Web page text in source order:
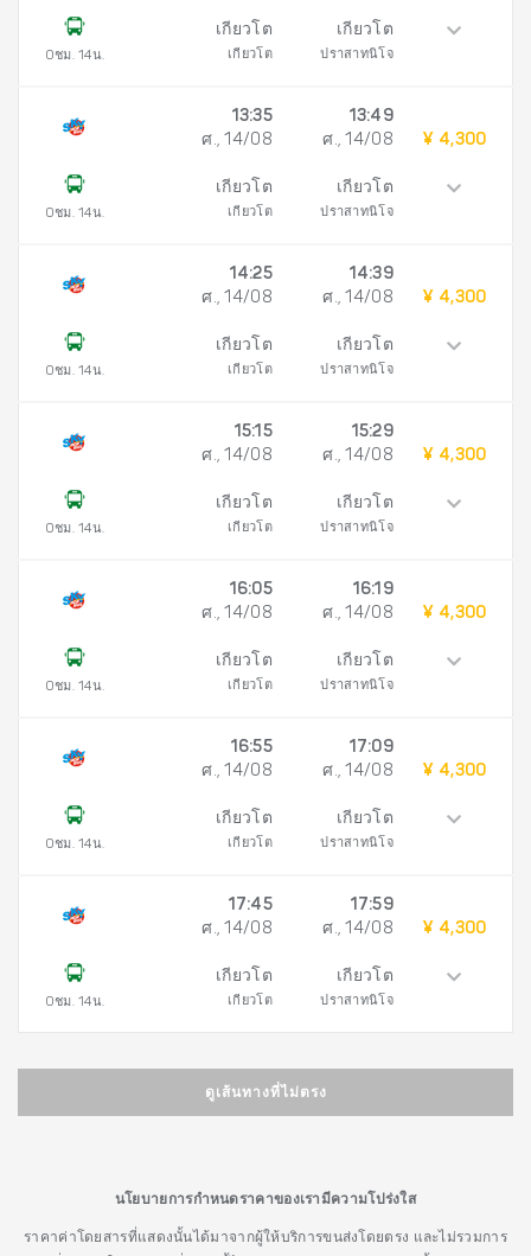
0ชม. 14น.
เกียวโต
เกียวโต
เกียวโต
ปราสาทนิโจ
0ชม. 14น.
13:35
ศ., 14/08
เกียวโต
เกียวโต
13:49
ศ., 14/08
เกียวโต
ปราสาทนิโจ
¥ 4,300
0ชม. 14น.
14:25
ศ., 14/08
เกียวโต
เกียวโต
14:39
ศ., 14/08
เกียวโต
ปราสาทนิโจ
¥ 4,300
0ชม. 14น.
15:15
ศ., 14/08
เกียวโต
เกียวโต
15:29
ศ., 14/08
เกียวโต
ปราสาทนิโจ
¥ 4,300
0ชม. 14น.
16:05
ศ., 14/08
เกียวโต
เกียวโต
16:19
ศ., 14/08
เกียวโต
ปราสาทนิโจ
¥ 4,300
0ชม. 14น.
16:55
ศ., 14/08
เกียวโต
เกียวโต
17:09
ศ., 14/08
เกียวโต
ปราสาทนิโจ
¥ 4,300
0ชม. 14น.
17:45
ศ., 14/08
เกียวโต
เกียวโต
17:59
ศ., 14/08
เกียวโต
ปราสาทนิโจ
¥ 4,300
ดูเส้นทางที่ไม่ตรง
นโยบายการกำหนดราคาของเรามีความโปร่งใส
ราคาค่าโดยสารที่แสดงนั้นได้มาจากผู้ให้บริการขนส่งโดยตรง และไม่รวมการ